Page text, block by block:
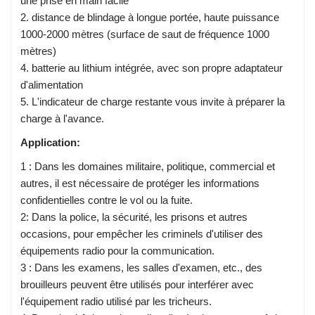
2. distance de blindage à longue portée, haute puissance
1000-2000 mètres (surface de saut de fréquence 1000
mètres)
4. batterie au lithium intégrée, avec son propre adaptateur
d'alimentation
5. L'indicateur de charge restante vous invite à préparer la
charge à l'avance.
Application:
1 : Dans les domaines militaire, politique, commercial et
autres, il est nécessaire de protéger les informations
confidentielles contre le vol ou la fuite.
2: Dans la police, la sécurité, les prisons et autres
occasions, pour empêcher les criminels d'utiliser des
équipements radio pour la communication.
3 : Dans les examens, les salles d'examen, etc., des
brouilleurs peuvent être utilisés pour interférer avec
l'équipement radio utilisé par les tricheurs.